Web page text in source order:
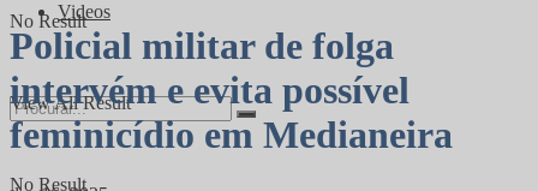
Videos
No Result
No Result
View All Result
Policial militar de folga
intervém e evita possível
feminicídio em Medianeira